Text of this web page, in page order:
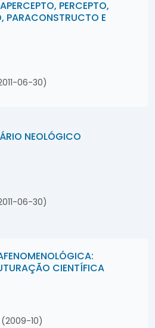
PERCEPTO,
PARACONSTRUCTO E
06-30)
NEOLÓGICO
06-30)
CIENTÍFICA
10)